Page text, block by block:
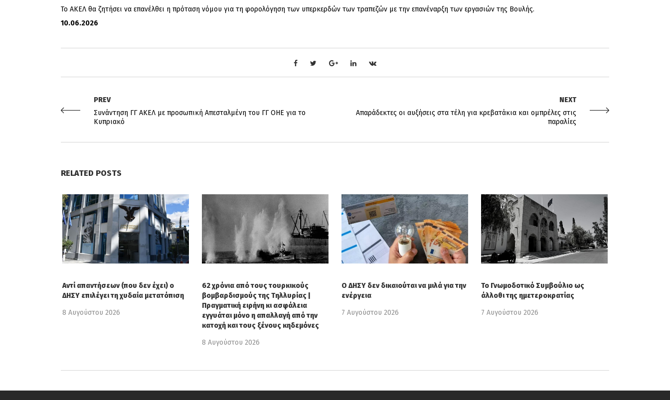
Το ΑΚΕΛ θα ζητήσει να επανέλθει η πρόταση νόμου για τη φορολόγηση των υπερκερδών των τραπεζών με την επανέναρξη των εργασιών της Βουλής.
10.06.2026
PREV
Συνάντηση ΓΓ ΑΚΕΛ με προσωπική Απεσταλμένη του ΓΓ ΟΗΕ για το
Κυπριακό
NEXT
Απαράδεκτες οι αυξήσεις στα τέλη για κρεβατάκια και ομπρέλες στις
παραλίες
RELATED POSTS
Αντί απαντήσεων (που δεν έχει) ο
ΔΗΣΥ επιλέγει τη χυδαία μετατόπιση
8 Αυγούστου 2026
62 χρόνια από τους τουρκικούς
βομβαρδισμούς της Τηλλυρίας |
Πραγματική ειρήνη κι ασφάλεια
εγγυάται μόνο η απαλλαγή από την
κατοχή και τους ξένους κηδεμόνες
8 Αυγούστου 2026
Ο ΔΗΣΥ δεν δικαιούται να μιλά για την
ενέργεια
7 Αυγούστου 2026
Το Γνωμοδοτικό Συμβούλιο ως
άλλοθι της ημετεροκρατίας
7 Αυγούστου 2026